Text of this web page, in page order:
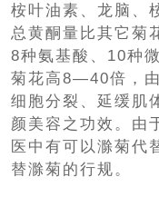
桉叶油素、龙脑、
总黄酮量比其它菊
8种氨基酸、10种
菊花高8—40倍，
细胞分裂、延缓肌
颜美容之功效。由
医中有可以滁菊代
替滁菊的行规。